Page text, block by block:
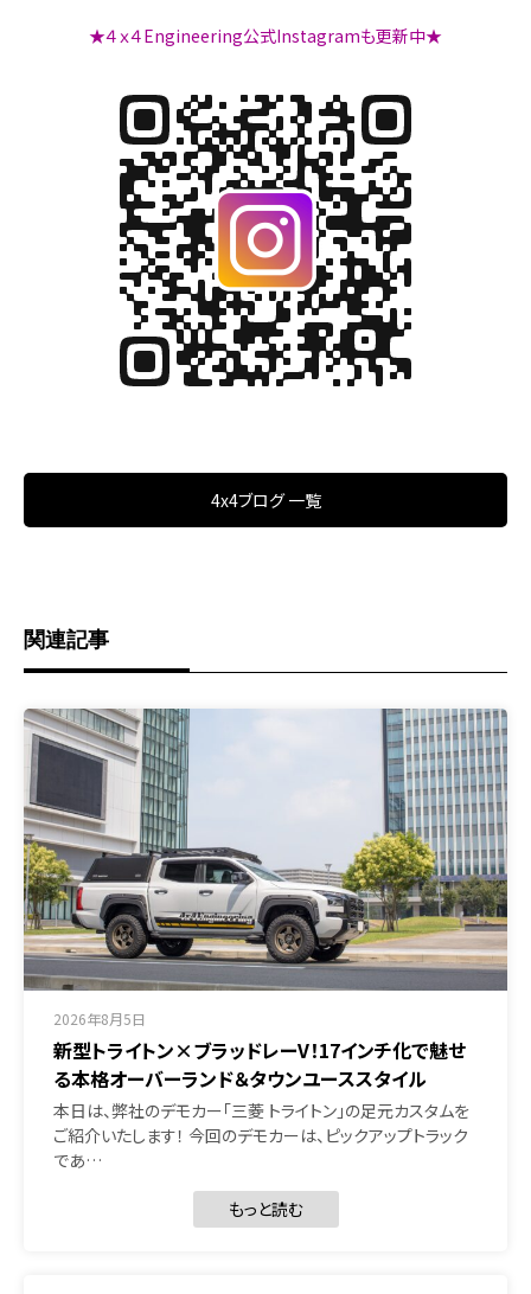
★４ｘ４Engineering公式Instagramも更新中★
4x4ブログ 一覧
関連記事
2026年8月5日
新型トライトン×ブラッドレーV！17インチ化で魅せ
る本格オーバーランド＆タウンユーススタイル
本日は、弊社のデモカー「三菱 トライトン」の足元カスタムを
ご紹介いたします！ 今回のデモカーは、ピックアップトラック
であ…
もっと読む